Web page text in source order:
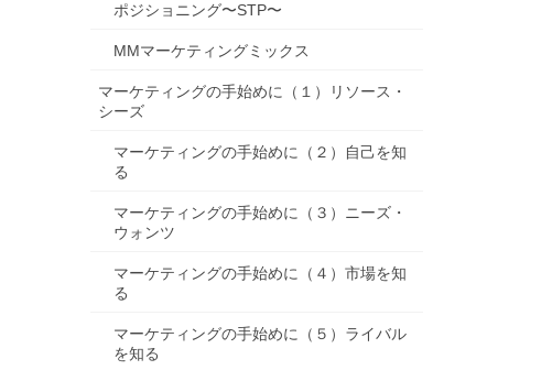
ポジショニング〜STP〜
MMマーケティングミックス
マーケティングの手始めに（１）リソース・
シーズ
マーケティングの手始めに（２）自己を知
る
マーケティングの手始めに（３）ニーズ・
ウォンツ
マーケティングの手始めに（４）市場を知
る
マーケティングの手始めに（５）ライバル
を知る